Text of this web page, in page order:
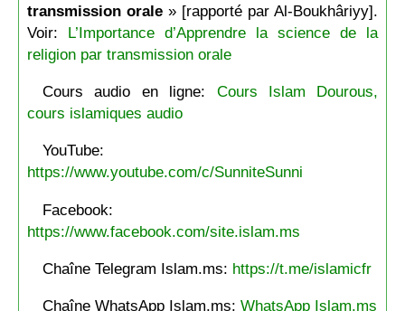
transmission orale» [rapporté par Al-Boukhâriyy].
Voir: L’Importance d’Apprendre la science de la
religion par transmission orale
Cours audio en ligne: Cours Islam Dourous,
cours islamiques audio
YouTube:
https://www.youtube.com/c/SunniteSunni
Facebook:
https://www.facebook.com/site.islam.ms
Chaîne Telegram Islam.ms: https://t.me/islamicfr
Chaîne WhatsApp Islam.ms: WhatsApp Islam.ms